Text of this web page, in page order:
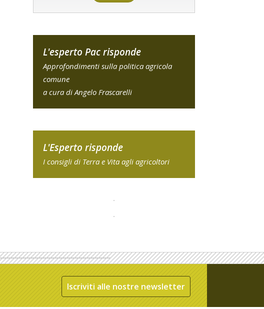
L'esperto Pac risponde
Approfondimenti sulla politica agricola
comune
a cura di Angelo Frascarelli
L'Esperto risponde
I consigli di Terra e Vita agli agricoltori
Iscriviti alle nostre newsletter